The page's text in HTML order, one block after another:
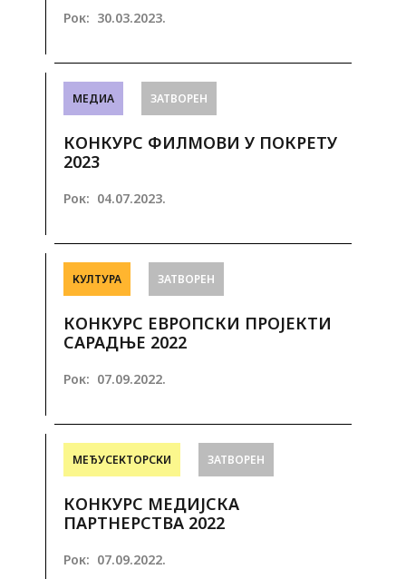
Рок: 30.03.2023.
МЕДИА ЗАТВОРЕН
КОНКУРС ФИЛМОВИ У ПОКРЕТУ
2023
Рок: 04.07.2023.
КУЛТУРА ЗАТВОРЕН
КОНКУРС ЕВРОПСКИ ПРОЈЕКТИ
САРАДЊЕ 2022
Рок: 07.09.2022.
МЕЂУСЕКТОРСКИ ЗАТВОРЕН
КОНКУРС МЕДИЈСКА
ПАРТНЕРСТВА 2022
Рок: 07.09.2022.